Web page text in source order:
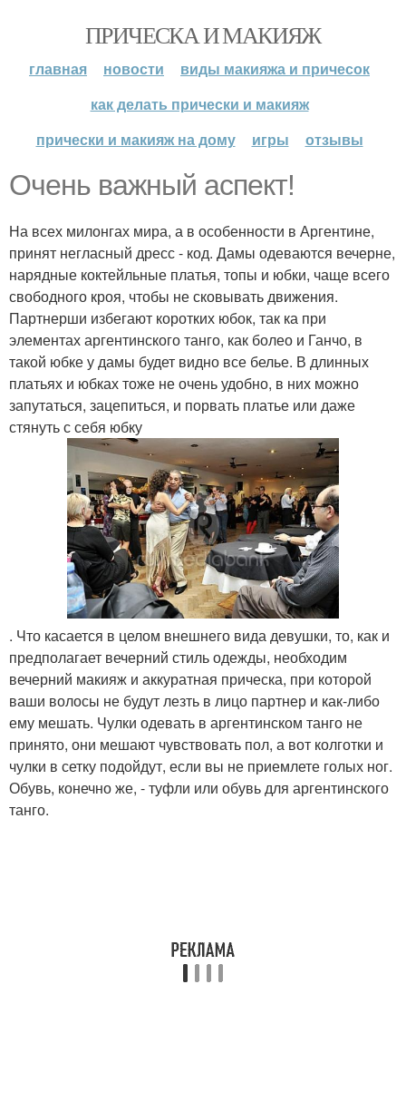
ПРИЧЕСКА И МАКИЯЖ
главная новости
виды макияжа и причесок
как делать прически и макияж
прически и макияж на дому
игры отзывы
Очень важный аспект!
На всех милонгах мира, а в особенности в Аргентине,
принят негласный дресс - код. Дамы одеваются вечерне,
нарядные коктейльные платья, топы и юбки, чаще всего
свободного кроя, чтобы не сковывать движения.
Партнерши избегают коротких юбок, так ка при
элементах аргентинского танго, как болео и Ганчо, в
такой юбке у дамы будет видно все белье. В длинных
платьях и юбках тоже не очень удобно, в них можно
запутаться, зацепиться, и порвать платье или даже
стянуть с себя юбку
. Что касается в целом внешнего вида девушки, то, как и
предполагает вечерний стиль одежды, необходим
вечерний макияж и аккуратная прическа, при которой
ваши волосы не будут лезть в лицо партнер и как-либо
ему мешать. Чулки одевать в аргентинском танго не
принято, они мешают чувствовать пол, а вот колготки и
чулки в сетку подойдут, если вы не приемлете голых ног.
Обувь, конечно же, - туфли или обувь для аргентинского
танго.